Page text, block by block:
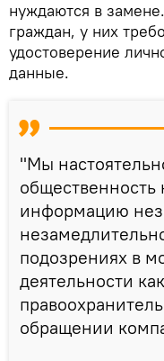
нуждаются в
граждан, у них
удостоверение
данные.
"Мы
общественность
информацию
подозрениях в
деятельности
обращении